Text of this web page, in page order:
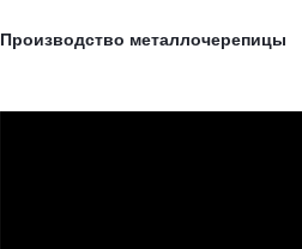
Производство металлочерепицы